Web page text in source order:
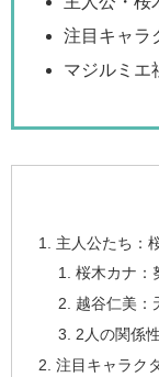
注目キャラ
マジルミエ
主人公たち：
桜木カナ：
越谷仁美：
2人の関係
注目キャラク